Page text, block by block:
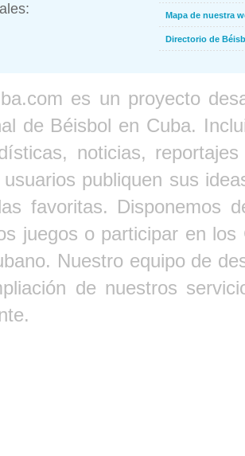
Mapa de nuestra
Directorio de
es un proyecto
de Béisbol en Cuba.
noticias,
publiquen sus
favoritas. Disponemos
juegos o participar en
Nuestro equipo de
de nuestros